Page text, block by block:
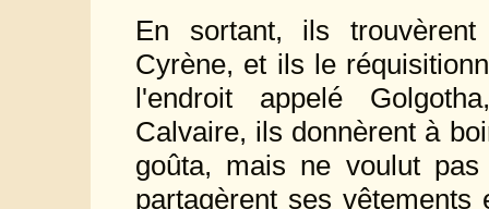
En sortant, ils
Cyrène, et ils le
l'endroit appelé
Calvaire, ils donnèrent à
goûta, mais ne voulut
partagèrent ses